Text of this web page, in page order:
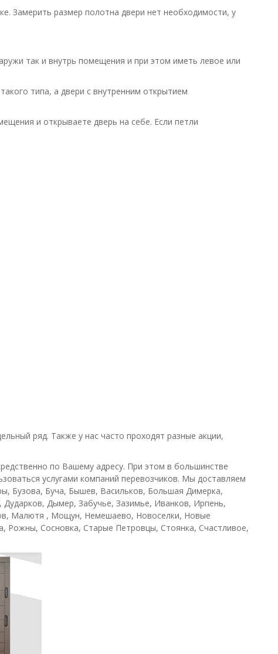
Замерить размер полотна двери нет необходимости, у
так и внутрь помещения и при этом иметь левое или
типа, а двери с внутренним открытием
и открываете дверь на себе. Если петли
ряд. Также у нас часто проходят разные акции,
по Вашему адресу. При этом в большинстве
услугами компаний перевозчиков. Мы доставляем
Бузова, Буча, Бышев, Васильков, Большая Димерка,
Дымер, Забучье, Зазимье, Иванков, Ирпень,
Малютя , Мощун, Немешаево, Новоселки, Новые
Рожны, Сосновка, Старые Петровцы, Стоянка, Счастливое,